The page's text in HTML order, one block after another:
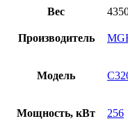
Вес
Производитель
Модель
Мощность, кВт 256